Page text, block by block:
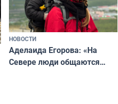
НОВОСТИ
Аделаида Егорова: «На
Севере люди общаются